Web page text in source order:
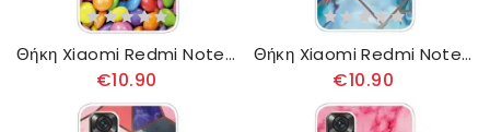
Θήκη Xiaomi Redmi Note 11 / 11S Καραμέλα
€10.90
Θήκη Xiaomi Redmi Note 11 / 11S Μάρμαρο
€10.90